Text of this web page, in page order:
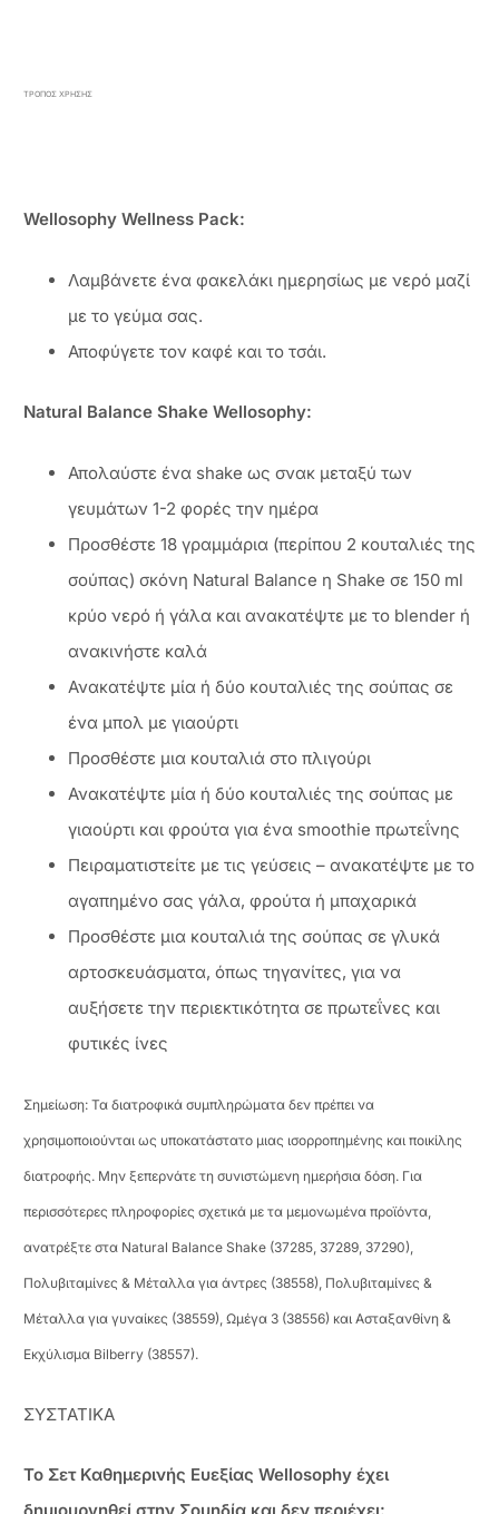
ΤΡΟΠΟΣ ΧΡΗΣΗΣ
Wellosophy Wellness Pack:
Λαμβάνετε ένα φακελάκι ημερησίως με νερό μαζί
με το γεύμα σας.
Αποφύγετε τον καφέ και το τσάι.
Natural Balance Shake Wellosophy:
Απολαύστε ένα shake ως σνακ μεταξύ των
γευμάτων 1-2 φορές την ημέρα
Προσθέστε 18 γραμμάρια (περίπου 2 κουταλιές της
σούπας) σκόνη Natural Balance η Shake σε 150 ml
κρύο νερό ή γάλα και ανακατέψτε με το blender ή
ανακινήστε καλά
Ανακατέψτε μία ή δύο κουταλιές της σούπας σε
ένα μπολ με γιαούρτι
Προσθέστε μια κουταλιά στο πλιγούρι
Ανακατέψτε μία ή δύο κουταλιές της σούπας με
γιαούρτι και φρούτα για ένα smoothie πρωτεΐνης
Πειραματιστείτε με τις γεύσεις – ανακατέψτε με το
αγαπημένο σας γάλα, φρούτα ή μπαχαρικά
Προσθέστε μια κουταλιά της σούπας σε γλυκά
αρτοσκευάσματα, όπως τηγανίτες, για να
αυξήσετε την περιεκτικότητα σε πρωτεΐνες και
φυτικές ίνες
Σημείωση: Τα διατροφικά συμπληρώματα δεν πρέπει να
χρησιμοποιούνται ως υποκατάστατο μιας ισορροπημένης και ποικίλης
διατροφής. Μην ξεπερνάτε τη συνιστώμενη ημερήσια δόση. Για
περισσότερες πληροφορίες σχετικά με τα μεμονωμένα προϊόντα,
ανατρέξτε στα Natural Balance Shake (37285, 37289, 37290),
Πολυβιταμίνες & Μέταλλα για άντρες (38558), Πολυβιταμίνες &
Μέταλλα για γυναίκες (38559), Ωμέγα 3 (38556) και Ασταξανθίνη &
Εκχύλισμα Bilberry (38557).
ΣΥΣΤΑΤΙΚΑ
Το Σετ Καθημερινής Ευεξίας Wellosophy έχει